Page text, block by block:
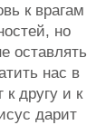
к врагам
но
оставлять
нас в
другу и к
дарит